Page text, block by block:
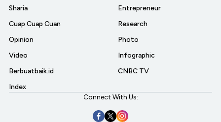
Sharia
Cuap Cuap Cuan
Opinion
Video
Berbuatbaik.id
Index
Entrepreneur
Research
Photo
Infographic
CNBC TV
Connect With Us: